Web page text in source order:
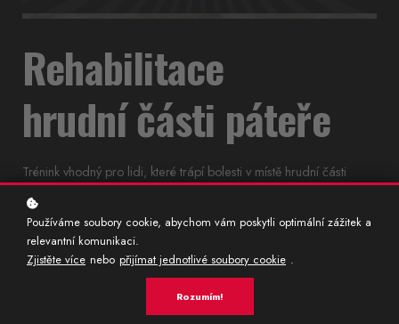
Rehabilitace
hrudní části páteře
Trénink vhodný pro lidi, které trápí bolesti v místě hrudní části
páteře.
Délka Náročnost
NÍZKÁ
Používáme soubory cookie, abychom vám poskytli optimální zážitek a
relevantní komunikaci.
Zjistěte více nebo přijímat jednotlivé soubory cookie .
Rozumím!